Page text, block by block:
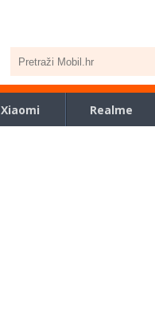
Xiaomi Realme